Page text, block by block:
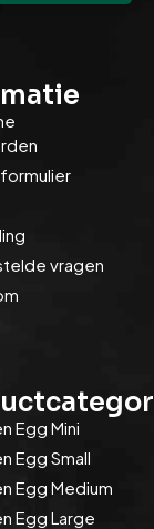
vragen
Egg Mini
Egg Small
Egg Medium
Egg Large